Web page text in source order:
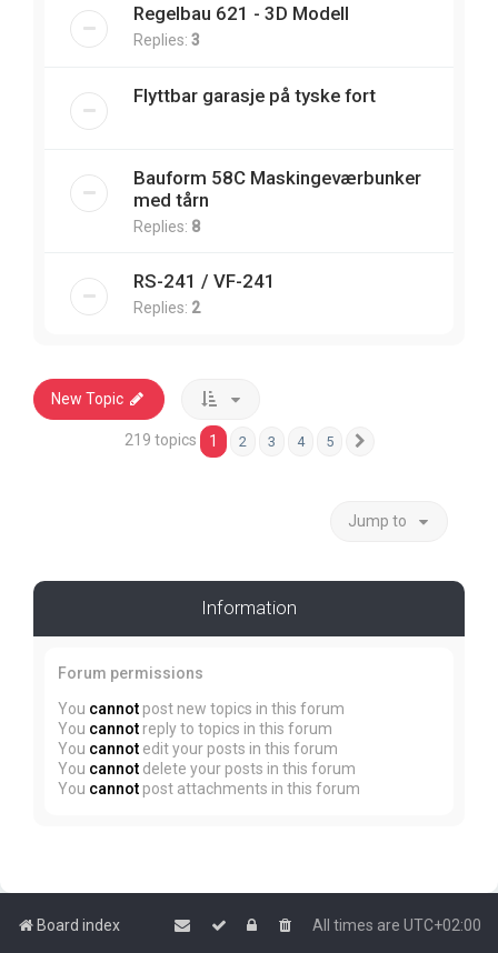
Regelbau 621 - 3D Modell
Replies: 3
Flyttbar garasje på tyske fort
Bauform 58C Maskingeværbunker
med tårn
Replies: 8
RS-241 / VF-241
Replies: 2
New Topic
219 topics 1 2 3 4 5
Jump to
Information
Forum permissions
You cannot post new topics in this forum
You cannot reply to topics in this forum
You cannot edit your posts in this forum
You cannot delete your posts in this forum
You cannot post attachments in this forum
Board index All times are UTC+02:00